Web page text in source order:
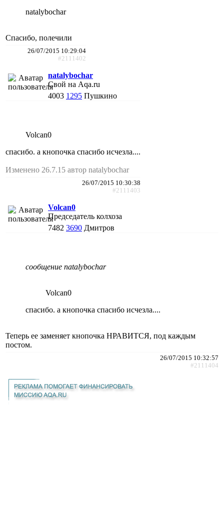
natalybochar
Спасибо, полечили
26/07/2015 10:29:04
#2111402
natalybochar
Свой на Aqa.ru
4003 1295 Пушкино
Volcan0
спасибо. а кнопочка спасибо исчезла....
Изменено 26.7.15 автор natalybochar
26/07/2015 10:30:38
#2111403
Volcan0
Председатель колхоза
7482 3690 Дмитров
сообщение natalybochar
Volcan0
спасибо. а кнопочка спасибо исчезла....
Теперь ее заменяет кнопочка НРАВИТСЯ, под каждым
постом.
26/07/2015 10:32:57
#2111404